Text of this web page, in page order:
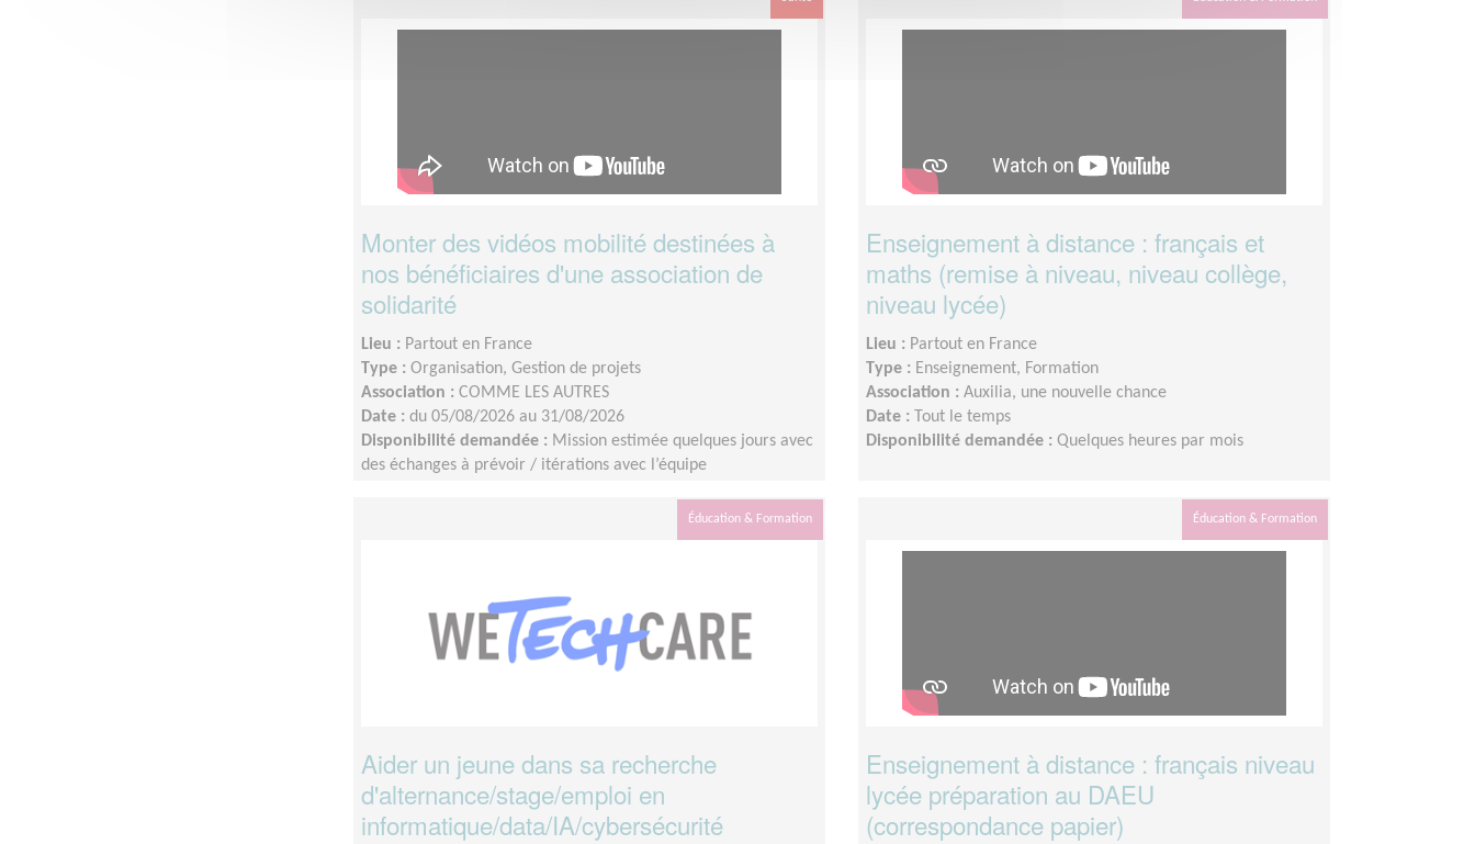
Monter des vidéos mobilité destinées à
nos bénéficiaires d'une association de
solidarité
Lieu : Partout en France
Type : Organisation, Gestion de projets
Association : COMME LES AUTRES
Date : du 05/08/2026 au 31/08/2026
Disponibilité demandée : Mission estimée quelques jours avec
des échanges à prévoir / itérations avec l’équipe
du profil : idéalement avant le 10 juillet 2026Montage : à
Enseignement à distance : français et
maths (remise à niveau, niveau collège,
niveau lycée)
Lieu : Partout en France
Type : Enseignement, Formation
Association : Auxilia, une nouvelle chance
Date :
Tout le temps
Disponibilité demandée : Quelques heures par mois
Éducation & Formation
Aider un jeune dans sa recherche
d'alternance/stage/emploi en
informatique/data/IA/cybersécurité
Éducation & Formation
Enseignement à distance : français niveau
lycée préparation au DAEU
(correspondance papier)